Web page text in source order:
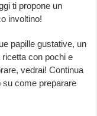
ti propone un
involtino!
papille gustative, un
ricetta con pochi e
vedrai! Continua
su come preparare